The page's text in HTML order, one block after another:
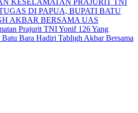
Prajurit TNI Yonif 126 Yang
Bara Hadiri Tabligh Akbar Bersama